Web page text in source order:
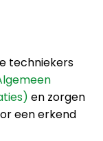
techniekers
en zorgen
een erkend